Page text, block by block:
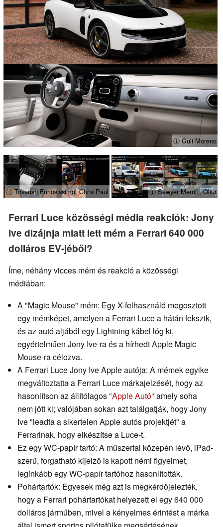
ⓘ Guli Moreno
ⓘ Tovarish Furiosissimo, Chris Paul ⓘ Sawyer Merritt, Oliur
Ferrari Luce közösségi média reakciók: Jony
Ive dizájnja miatt lett mém a Ferrari 640 000
dolláros EV-jéből?
Íme, néhány vicces mém és reakció a közösségi
médiában:
A "Magic Mouse" mém: Egy X-felhasználó megosztott
egy mémképet, amelyen a Ferrari Luce a hátán fekszik,
és az autó aljából egy Lightning kábel lóg ki,
egyértelműen Jony Ive-ra és a hírhedt Apple Magic
Mouse-ra célozva.
A Ferrari Luce Jony Ive Apple autója: A mémek egyike
megváltoztatta a Ferrari Luce márkajelzését, hogy az
hasonlítson az állítólagos"Apple Autó" amely soha
nem jött ki; valójában sokan azt találgatják, hogy Jony
Ive "leadta a sikertelen Apple autós projektjét" a
Ferrarinak, hogy elkészítse a Luce-t.
Ez egy WC-papír tartó: A műszerfal közepén lévő, iPad-
szerű, forgatható kijelző is kapott némi figyelmet,
leginkább egy WC-papír tartóhoz hasonlították.
Pohártartók: Egyesek még azt is megkérdőjelezték,
hogy a Ferrari pohártartókat helyezett el egy 640 000
dolláros járműben, mivel a kényelmes érintést a márka